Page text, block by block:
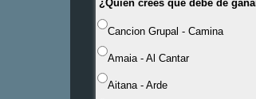
¿Quien crees que debe de
Cancion Grupal - Camina
Amaia - Al Cantar
Aitana - Arde